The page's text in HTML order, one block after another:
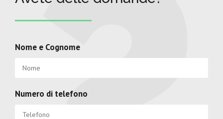
Nome e Cognome
Numero di telefono